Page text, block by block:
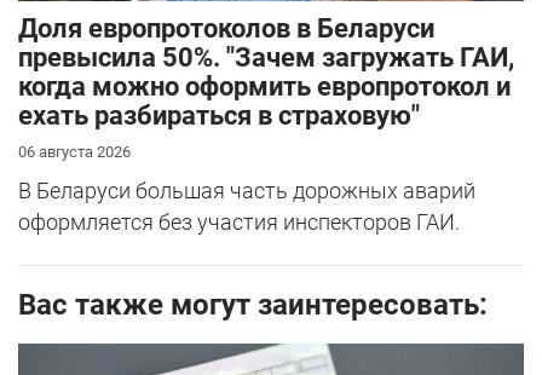
Доля европротоколов в Беларуси
превысила 50%. "Зачем загружать ГАИ,
когда можно оформить европротокол и
ехать разбираться в страховую"
06 августа 2026
В Беларуси большая часть дорожных аварий
оформляется без участия инспекторов ГАИ.
Вас также могут заинтересовать: